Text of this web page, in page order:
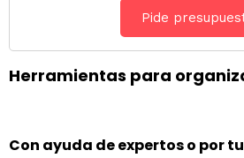
Pide
Herramientas para
Con ayuda de expertos o por